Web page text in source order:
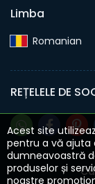
Limba
Romanian‎
REȚELELE DE
Acest site
pentru a vă ajuta
dumneavoastră
produselor și
noastre